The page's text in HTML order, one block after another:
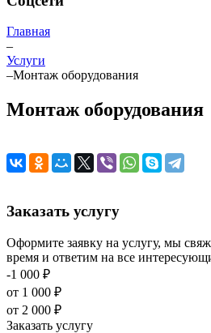
Главная
–
Услуги
–Монтаж оборудования
Монтаж оборудования
Заказать услугу
Оформите заявку на услугу, мы
время и ответим на все
-1 000 ₽
от 1 000 ₽
от 2 000 ₽
Заказать услугу